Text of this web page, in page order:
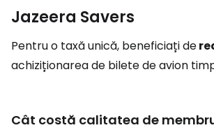
Jazeera Savers
Pentru o taxă unică, beneficiați de
achiziționarea de bilete de avion
Cât costă calitatea de